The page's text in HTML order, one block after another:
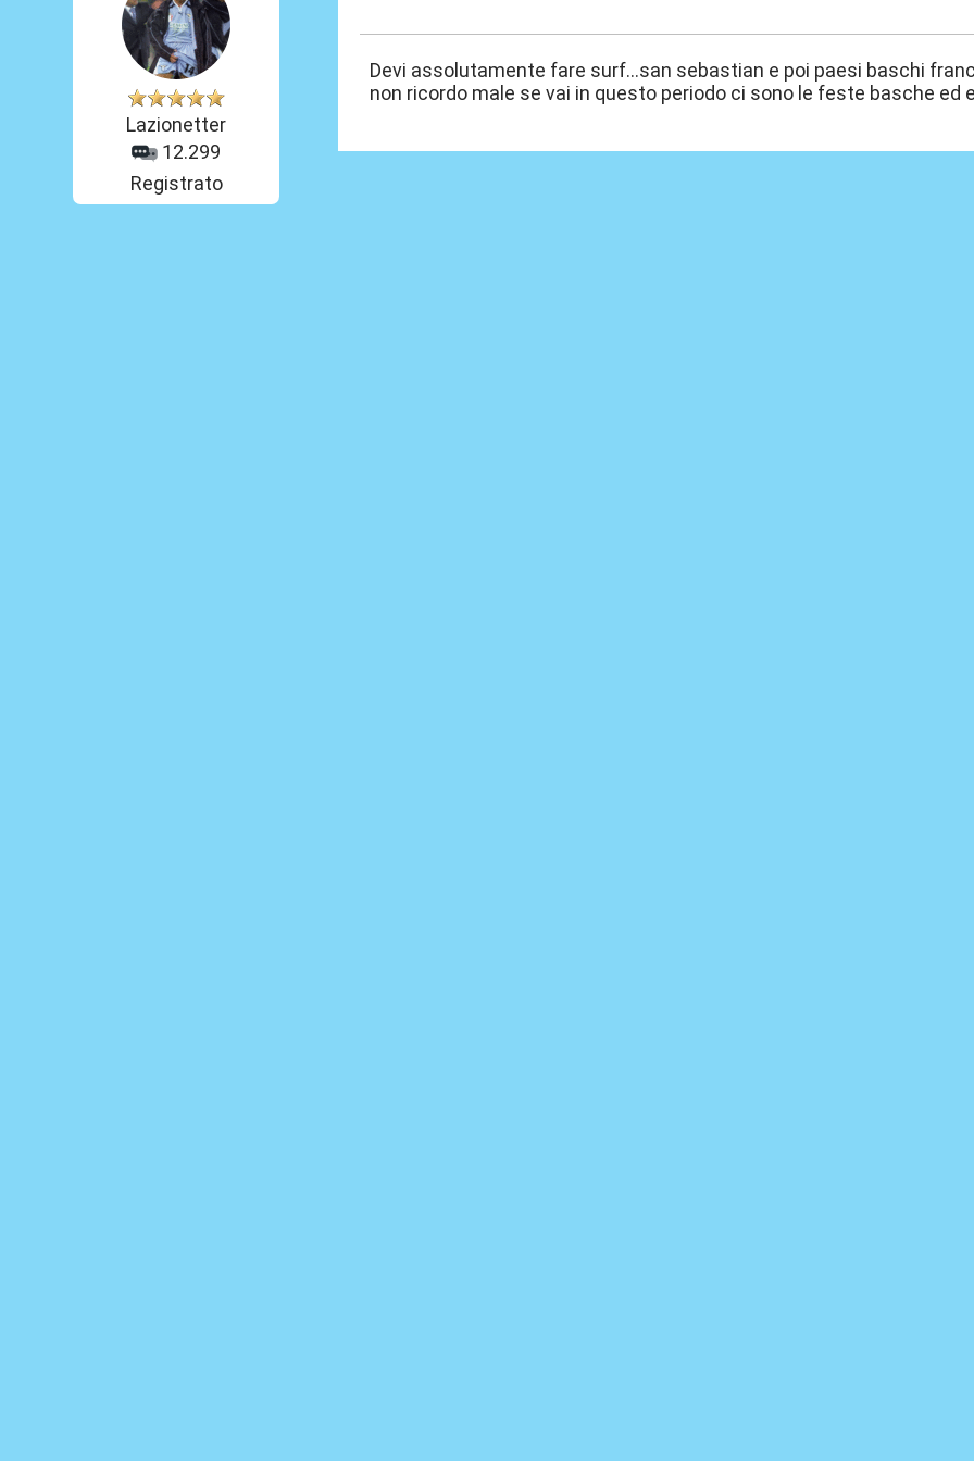
Lazionetter
12.299
Registrato
Devi assolutamente fare surf...san sebastian e poi paesi baschi
non ricordo male se vai in questo periodo ci sono le feste basche ed